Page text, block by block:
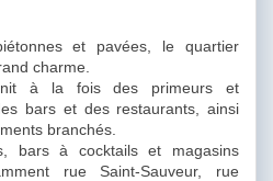
et pavées, le quartier
charme.
à la fois des primeurs et
bars et des restaurants, ainsi
branchés.
bars à cocktails et magasins
rue Saint-Sauveur, rue